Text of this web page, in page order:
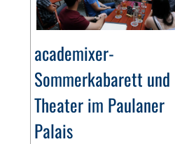
academixer-
Sommerkabarett und
Theater im Paulaner
Palais